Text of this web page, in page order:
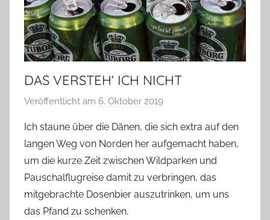
DAS VERSTEH‘ ICH NICHT
Veröffentlicht am 6. Oktober 2019
n
T
a
b
e
Ich staune über die Dänen, die sich extra auf den
langen Weg von Norden her aufgemacht haben,
um die kurze Zeit zwischen Wildparken und
Pauschalflugreise damit zu verbringen, das
mitgebrachte Dosenbier auszutrinken, um uns
das Pfand zu schenken.